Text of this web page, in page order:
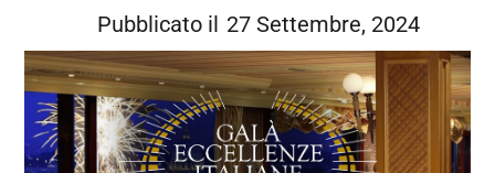
Pubblicato il 27 Settembre, 2024